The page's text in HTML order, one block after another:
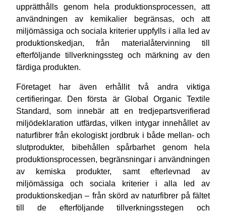
upprätthålls genom hela produktionsprocessen, att
användningen av kemikalier begränsas, och att
miljömässiga och sociala kriterier uppfylls i alla led av
produktionskedjan, från materialåtervinning till
efterföljande tillverkningssteg och märkning av den
färdiga produkten.
Företaget har även erhållit två andra viktiga
certifieringar. Den första är Global Organic Textile
Standard, som innebär att en tredjepartsverifierad
miljödeklaration utfärdas, vilken intygar innehållet av
naturfibrer från ekologiskt jordbruk i både mellan- och
slutprodukter, bibehållen spårbarhet genom hela
produktionsprocessen, begränsningar i användningen
av kemiska produkter, samt efterlevnad av
miljömässiga och sociala kriterier i alla led av
produktionskedjan – från skörd av naturfibrer på fältet
till de efterföljande tillverkningsstegen och